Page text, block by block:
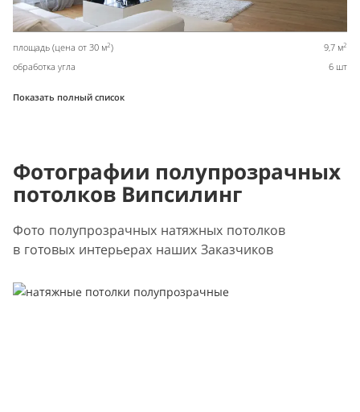
площадь (цена от 30 м2) 9,7 м2
обработка угла 6 шт
Показать полный список
Фотографии полупрозрачных
потолков Випсилинг
Фото полупрозрачных натяжных потолков
в готовых интерьерах наших Заказчиков